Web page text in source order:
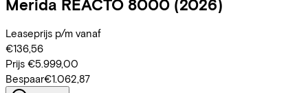
Merida REACTO 8000 (2026)
Leaseprijs p/m vanaf
€136,56
Prijs €5.999,00
Bespaar€1.062,87